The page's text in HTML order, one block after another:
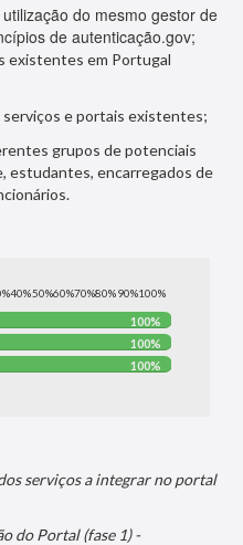
do mesmo gestor de
de autenticação.gov;
existentes em Portugal
e portais existentes;
grupos de potenciais
estudantes, encarregados de
40%50%60%70%80%90%100%
100%
100%
100%
serviços a integrar no portal
do Portal (fase 1) -